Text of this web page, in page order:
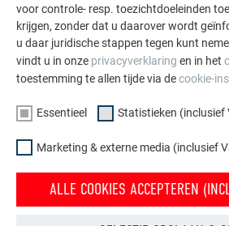
MEER REFERENTIES BEKIJKEN
voor controle- resp. toezichtdoeleinden
krijgen, zonder dat u daarover wordt
u daar juridische stappen tegen kunt
vindt u in onze privacyverklaring en in het
toestemming te allen tijde via decookie-
Essentieel Statistieken (inclusief
Marketing & externe media (inclusief
ALLE COOKIES ACCEPTEREN